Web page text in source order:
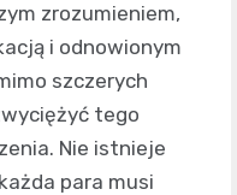
zrozumieniem,
i odnowionym
szczerych
tego
Nie istnieje
para musi